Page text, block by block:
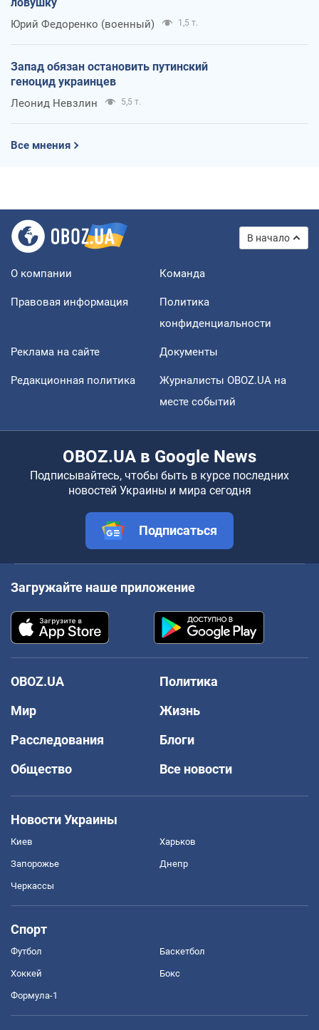
Юрий Федоренко (военный) 1,5 т.
Запад обязан остановить путинский
геноцид украинцев
Леонид Невзлин 5,5 т.
Все мнения
В начало
О компании Команда
Правовая информация
Политика
конфиденциальности
Реклама на сайте Документы
Редакционная политика
Журналисты OBOZ.UA на
месте событий
OBOZ.UA в Google News
Подписывайтесь, чтобы быть в курсе последних
новостей Украины и мира сегодня
Подписаться
Загружайте наше приложение
OBOZ.UA
Политика
Мир
Жизнь
Расследования
Блоги
Общество
Все новости
Новости Украины
Киев Харьков
Запорожье Днепр
Черкассы
Спорт
Футбол Баскетбол
Хоккей Бокс
Формула-1